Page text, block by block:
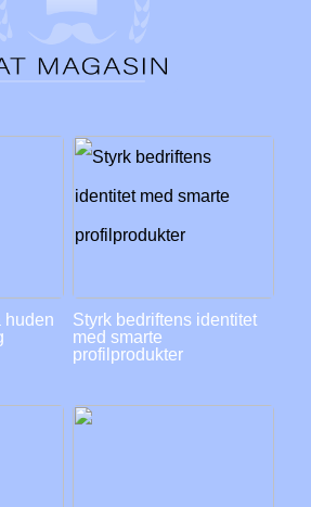
huden
Styrk bedriftens identitet
med smarte
profilprodukter